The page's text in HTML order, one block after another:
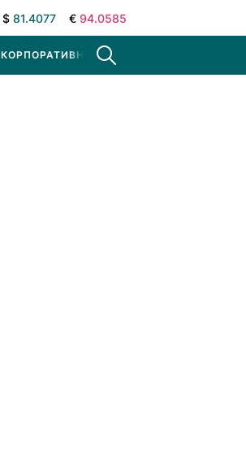
$ 81.4077 € 94.0585
КОРПОРАТИВНЫЕ НОВОСТИ